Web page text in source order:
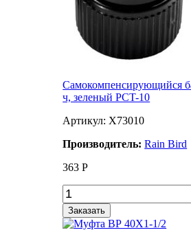
Самокомпенсирующийся
ч, зеленый PCT-10
Артикул: X73010
Производитель:Rain Bird
363 Р
Заказать